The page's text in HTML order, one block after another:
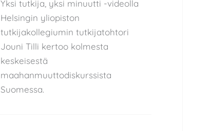
Yksi tutkija, yksi minuutti -videolla
Helsingin yliopiston
tutkijakollegiumin tutkijatohtori
Jouni Tilli kertoo kolmesta
keskeisestä
maahanmuuttodiskurssista
Suomessa.